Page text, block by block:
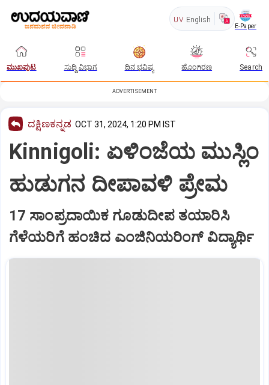
UV English
E-Paper
ಮುಖಪುಟ ಸುದ್ದಿ ವಿಭಾಗ ದಿನ ಭವಿಷ್ಯ ಹೊಂಗಿರಣ Search
ADVERTISEMENT
ದಕ್ಷಿಣಕನ್ನಡ OCT 31, 2024, 1:20 PM IST
Kinnigoli: ಏಳಿಂಜೆಯ ಮುಸ್ಲಿಂ
ಹುಡುಗನ ದೀಪಾವಳಿ ಪ್ರೇಮ
17 ಸಾಂಪ್ರದಾಯಿಕ ಗೂಡುದೀಪ ತಯಾರಿಸಿ
ಗೆಳೆಯರಿಗೆ ಹಂಚಿದ ಎಂಜಿನಿಯರಿಂಗ್‌ ವಿದ್ಯಾರ್ಥಿ